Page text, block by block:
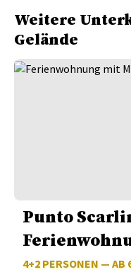
Weitere
Gelände
Punto
4+2 PERSONEN — AB